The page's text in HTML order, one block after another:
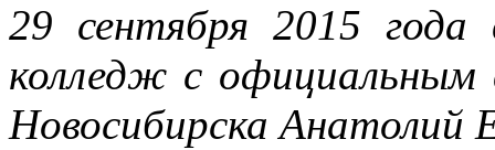
29 сентября 2015 года
колледж с официальным
Новосибирска Анатолий